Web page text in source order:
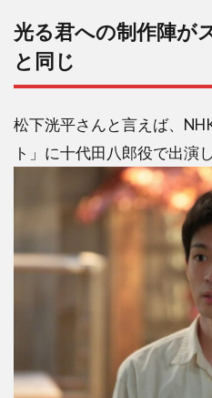
光る君への制作陣が
と同じ
松下洸平さんと言えば、
ト」に十代田八郎役で出演